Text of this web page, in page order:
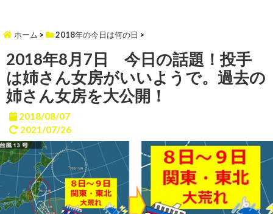
ホーム > 2018年の今日は何の日 >
2018年8月7日 今日の話題！投手
は姉さん女房がいいようで。過去の
姉さん女房を大公開！
2018/08/07
2021/07/26